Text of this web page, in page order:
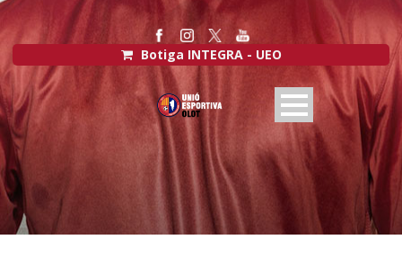
Botiga INTEGRA - UEO